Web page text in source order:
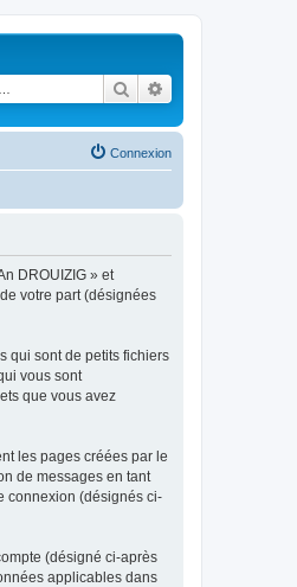
Rechercher
Connexion
DROUIZIG » et
votre part (désignées
qui sont de petits fichiers
vous sont
que vous avez
les pages créées par le
de messages en tant
connexion (désignés ci-
(désigné ci-après
applicables dans